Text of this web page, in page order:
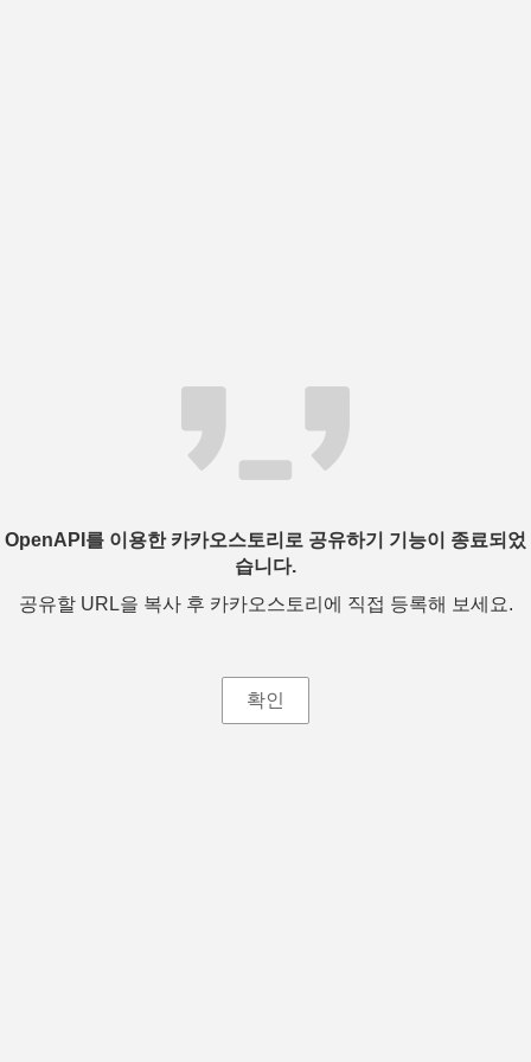
OpenAPI를 이용한 카카오스토리로 공유하기 기능이 종료되었
습니다.
공유할 URL을 복사 후 카카오스토리에 직접 등록해 보세요.
확인